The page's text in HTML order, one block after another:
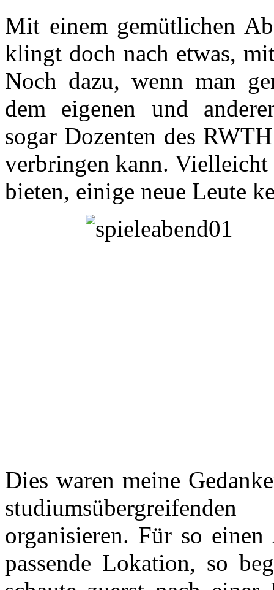
Mit einem gemütlichen
klingt doch nach etwas,
Noch dazu, wenn man
dem eigenen und
sogar Dozenten des
verbringen kann. Vielleicht
bieten, einige neue Leute
Dies waren meine
organisieren. Für so
passende Lokation, so